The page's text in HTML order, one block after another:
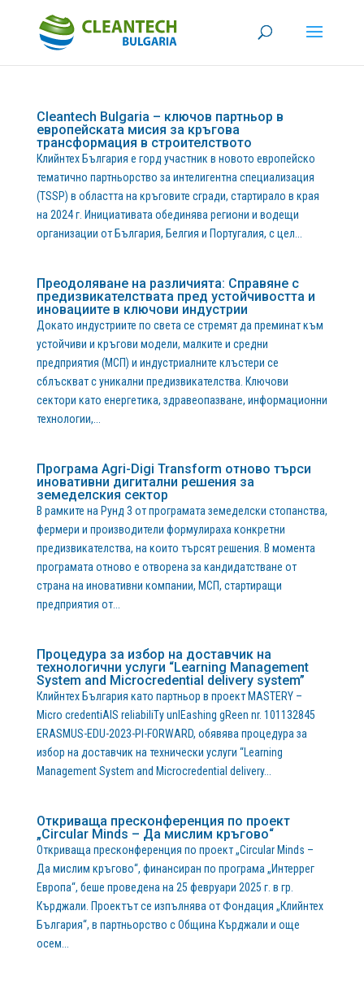
Cleantech Bulgaria – ключов партньор в
европейската мисия за кръгова
трансформация в строителството
Клийнтех България е горд участник в новото европейско
тематично партньорство за интелигентна специализация
(TSSP) в областта на кръговите сгради, стартирало в края
на 2024 г. Инициативата обединява региони и водещи
организации от България, Белгия и Португалия, с цел...
Преодоляване на различията: Справяне с
предизвикателствата пред устойчивостта и
иновациите в ключови индустрии
Докато индустриите по света се стремят да преминат към
устойчиви и кръгови модели, малките и средни
предприятия (МСП) и индустриалните клъстери се
сблъскват с уникални предизвикателства. Ключови
сектори като енергетика, здравеопазване, информационни
технологии,...
Програма Agri-Digi Transform отново търси
иновативни дигитални решения за
земеделския сектор
В рамките на Рунд 3 от програмата земеделски стопанства,
фермери и производители формулираха конкретни
предизвикателства, на които търсят решения. В момента
програмата отново е отворена за кандидатстване от
страна на иновативни компании, МСП, стартиращи
предприятия от...
Процедура за избор на доставчик на
технологични услуги “Learning Management
System and Microcredential delivery system”
Клийнтех България като партньор в проект MASTERY –
Micro credentiAlS reliabiliTy unlEashing gReen nr. 101132845
ERASMUS-EDU-2023-PI-FORWARD, обявява процедура за
избор на доставчик на технически услуги “Learning
Management System and Microcredential delivery...
Откриваща пресконференция по проект
„Circular Minds – Да мислим кръгово“
Откриваща пресконференция по проект „Circular Minds –
Да мислим кръгово“, финансиран по програма „Интеррег
Европа“, беше проведена на 25 февруари 2025 г. в гр.
Кърджали. Проектът се изпълнява от Фондация „Клийнтех
България“, в партньорство с Община Кърджали и още
осем...